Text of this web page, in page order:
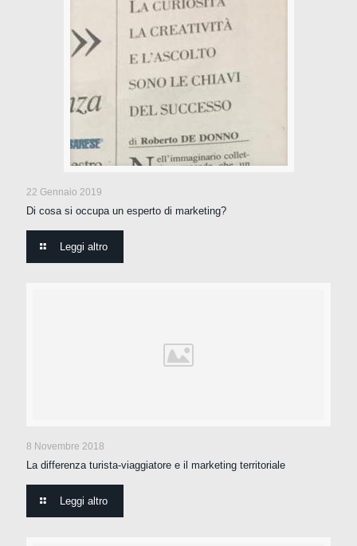
22 Gennaio 2019
Di cosa si occupa un esperto di marketing?
Leggi altro
8 Novembre 2018
La differenza turista-viaggiatore e il marketing territoriale
Leggi altro